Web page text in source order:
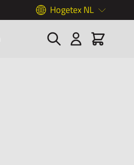
Hogetex NL
Zoek Cart